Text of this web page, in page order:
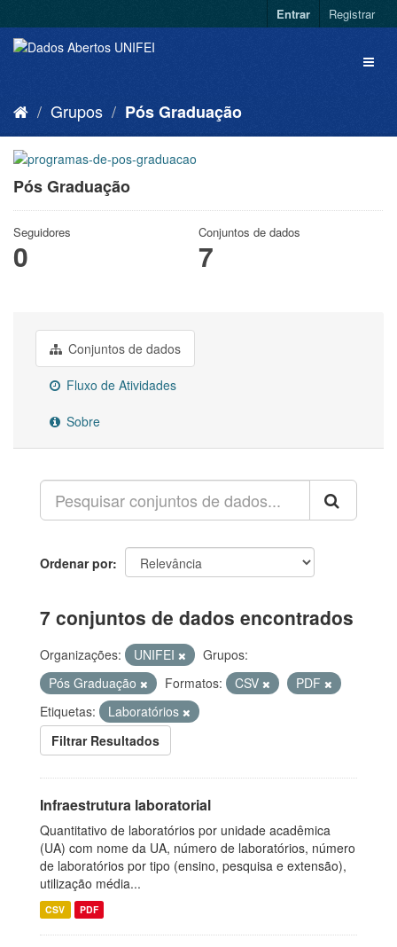
Entrar Registrar
Grupos Pós Graduação
Pós Graduação
Seguidores
0
Conjuntos de dados
7
Conjuntos de dados
Fluxo de Atividades
Sobre
Ordenar por
7 conjuntos de dados encontrados
Organizações: UNIFEI
Grupos:
Pós Graduação
Formatos: CSV
PDF
Etiquetas:
Laboratórios
Filtrar Resultados
Infraestrutura laboratorial
Quantitativo de laboratórios por unidade acadêmica
(UA) com nome da UA, número de laboratórios, número
de laboratórios por tipo (ensino, pesquisa e extensão),
utilização média...
CSV PDF